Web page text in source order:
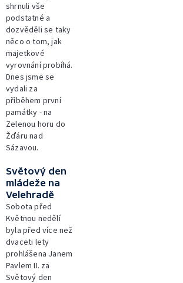
shrnuli vše
podstatné a
dozvěděli se taky
něco o tom, jak
majetkové
vyrovnání probíhá.
Dnes jsme se
vydali za
příběhem první
památky - na
Zelenou horu do
Žďáru nad
Sázavou.
Světový den
mládeže na
Velehradě
Sobota před
Květnou nedělí
byla před více než
dvaceti lety
prohlášena Janem
Pavlem II. za
Světový den